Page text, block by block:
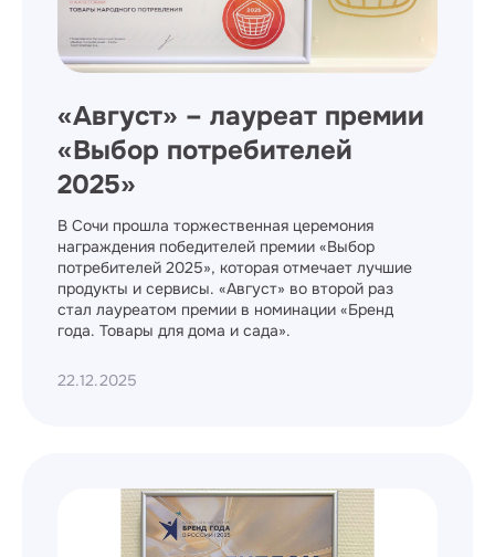
​«Август» – лауреат премии
«Выбор потребителей
2025»
В Сочи прошла торжественная церемония
награждения победителей премии «Выбор
потребителей 2025», которая отмечает лучшие
продукты и сервисы. «Август» во второй раз
стал лауреатом премии в номинации «Бренд
года. Товары для дома и сада».
22.12.2025